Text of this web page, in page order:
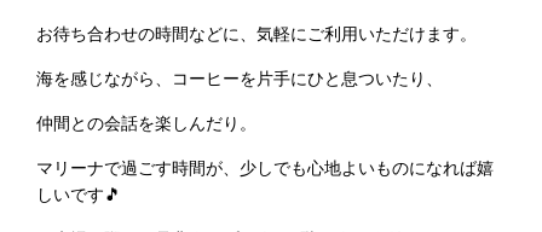
お待ち合わせの時間などに、気軽にご利用いただけます。
海を感じながら、コーヒーを片手にひと息ついたり、
仲間との会話を楽しんだり。
マリーナで過ごす時間が、少しでも心地よいものになれば嬉
しいです🎵